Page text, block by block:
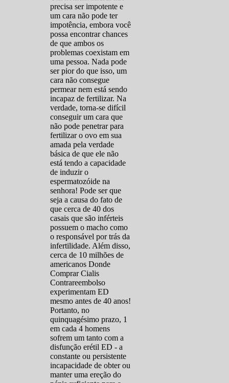
precisa ser impotente e
um cara não pode ter
impotência, embora você
possa encontrar chances
de que ambos os
problemas coexistam em
uma pessoa. Nada pode
ser pior do que isso, um
cara não consegue
permear nem está sendo
incapaz de fertilizar. Na
verdade, torna-se difícil
conseguir um cara que
não pode penetrar para
fertilizar o ovo em sua
amada pela verdade
básica de que ele não
está tendo a capacidade
de induzir o
espermatozóide na
senhora! Pode ser que
seja a causa do fato de
que cerca de 40 dos
casais que são inférteis
possuem o macho como
o responsável por trás da
infertilidade. Além disso,
cerca de 10 milhões de
americanos Donde
Comprar Cialis
Contrareembolso
experimentam ED
mesmo antes de 40 anos!
Portanto, no
quinquagésimo prazo, 1
em cada 4 homens
sofrem um tanto com a
disfunção erétil ED - a
constante ou persistente
incapacidade de obter ou
manter uma ereção do